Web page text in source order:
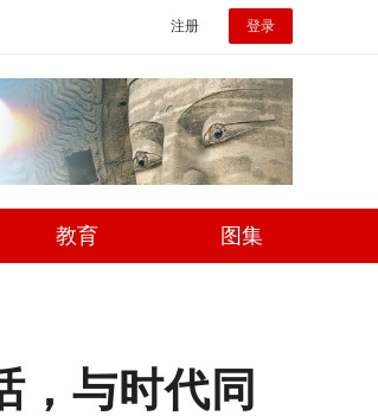
注册 登录
教育 图集
，与时代同